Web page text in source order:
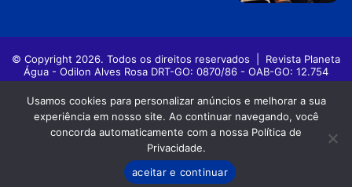
© Copyright 2026. Todos os direitos reservados | Revista Planeta
Água - Odilon Alves Rosa DRT-GO: 0870/86 - OAB-GO: 12.754
Facebook
TwitterPinterestYouTubeInstagram
Usamos cookies para personalizar anúncios e melhorar a sua
experiência em nosso site. Ao continuar navegando, você
concorda automaticamente com a nossa Política de
Privacidade.
aceitar e continuar